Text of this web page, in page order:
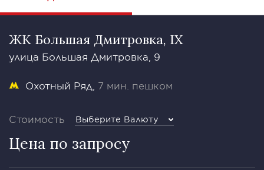
ЖК Большая Дмитровка, IX
улица Большая Дмитровка, 9
Охотный Ряд 7 мин. пешком
Стоимость Выберите Валюту
Цена по запросу